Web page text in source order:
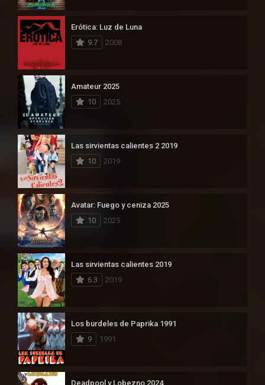
Erótica: Luz de Luna
9.7
2008
Amateur 2025
10
2025
Las sirvientas calientes 2 2019
10
2019
Avatar: Fuego y ceniza 2025
10
2025
Las sirvientas calientes 2019
6.3
2019
Los burdeles de Paprika 1991
9
1991
Deadpool y Lobezno 2024